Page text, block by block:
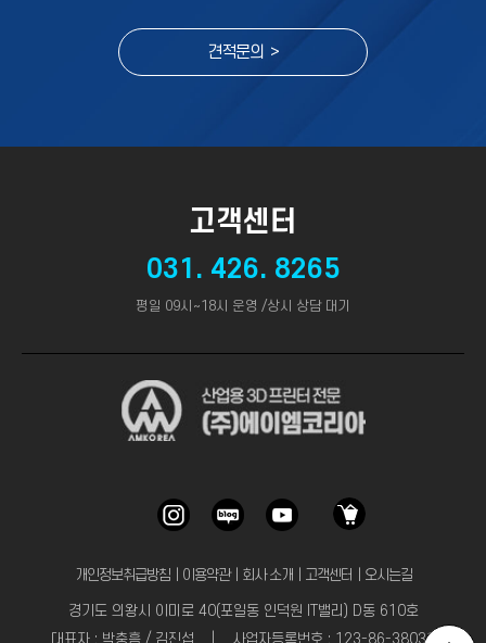
견적문의 >
고객센터
031. 426. 8265
평일 09시~18시 운영 /상시 상담 대기
개인정보취급방침｜ 이용약관｜ 회사 소개 고객센터 오시는길
경기도 의왕시 이미로 40(포일동 인덕원 IT밸리) D동 610호
대표자 : 박충흠 / 김진섭 | 사업자등록번호 : 123-86-38031